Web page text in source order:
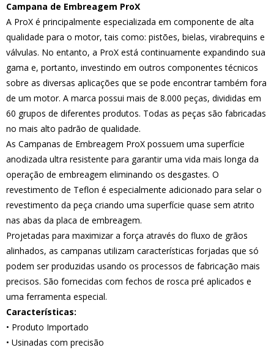
Campana de Embreagem ProX
A ProX é principalmente especializada em componente de alta
qualidade para o motor, tais como: pistões, bielas, virabrequins e
válvulas. No entanto, a ProX está continuamente expandindo sua
gama e, portanto, investindo em outros componentes técnicos
sobre as diversas aplicações que se pode encontrar também fora
de um motor. A marca possui mais de 8.000 peças, divididas em
60 grupos de diferentes produtos. Todas as peças são fabricadas
no mais alto padrão de qualidade.
As Campanas de Embreagem ProX possuem uma superfície
anodizada ultra resistente para garantir uma vida mais longa da
operação de embreagem eliminando os desgastes. O
revestimento de Teflon é especialmente adicionado para selar o
revestimento da peça criando uma superfície quase sem atrito
nas abas da placa de embreagem.
Projetadas para maximizar a força através do fluxo de grãos
alinhados, as campanas utilizam características forjadas que só
podem ser produzidas usando os processos de fabricação mais
precisos. São fornecidas com fechos de rosca pré aplicados e
uma ferramenta especial.
Características:
• Produto Importado
• Usinadas com precisão